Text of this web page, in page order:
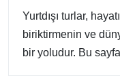
Yurtdışı turlar,
biriktirmenin ve
bir yoludur. Bu